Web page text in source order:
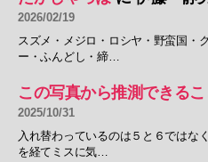
2026/02/19
スズメ・メジロ・ロシヤ・野蛮国・
ー・ふんどし・締…
この写真から推測できるこ
2025/10/31
入れ替わっているのは５と６ではな
を経てミスに気…